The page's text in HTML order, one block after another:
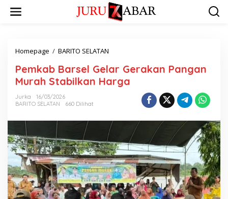
Homepage / BARITO SELATAN
Pemkab Barsel Gelar Gerakan Pangan
Murah Stabilkan Harga
Jurka
16/03/2026
BARITO SELATAN
660 Dilihat